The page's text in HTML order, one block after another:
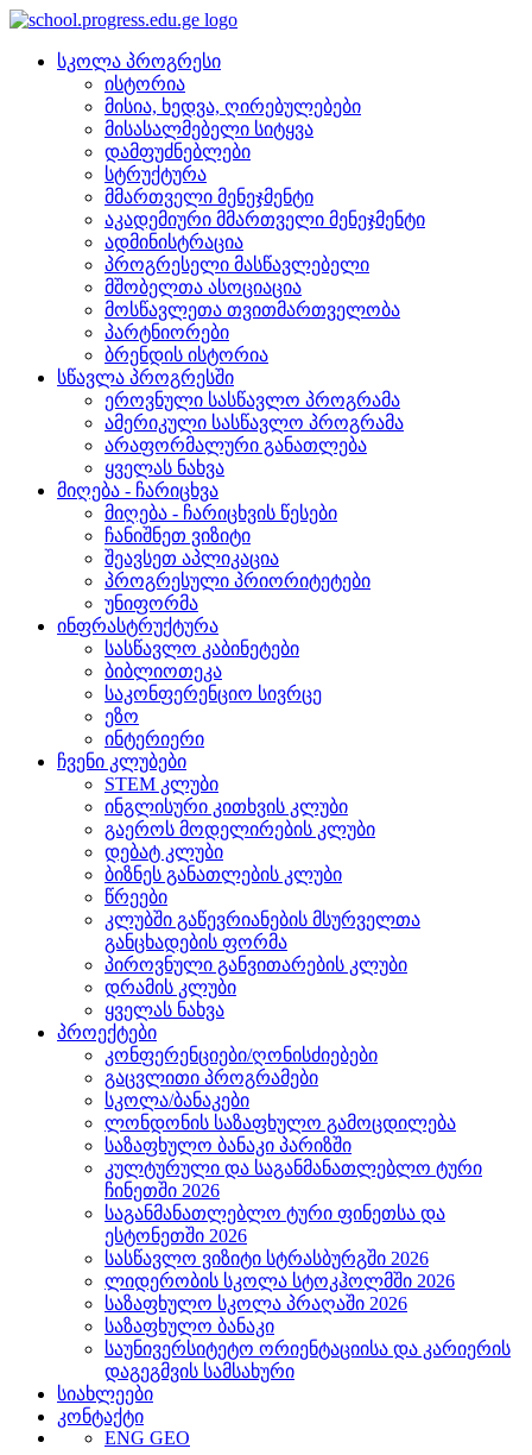
სკოლა პროგრესი
ისტორია
მისია, ხედვა, ღირებულებები
მისასალმებელი სიტყვა
დამფუძნებლები
სტრუქტურა
მმართველი მენეჯმენტი
აკადემიური მმართველი მენეჯმენტი
ადმინისტრაცია
პროგრესელი მასწავლებელი
მშობელთა ასოციაცია
მოსწავლეთა თვითმართველობა
პარტნიორები
ბრენდის ისტორია
სწავლა პროგრესში
ეროვნული სასწავლო პროგრამა
ამერიკული სასწავლო პროგრამა
არაფორმალური განათლება
ყველას ნახვა
მიღება - ჩარიცხვა
მიღება - ჩარიცხვის წესები
ჩანიშნეთ ვიზიტი
შეავსეთ აპლიკაცია
პროგრესული პრიორიტეტები
უნიფორმა
ინფრასტრუქტურა
სასწავლო კაბინეტები
ბიბლიოთეკა
საკონფერენციო სივრცე
ეზო
ინტერიერი
ჩვენი კლუბები
STEM კლუბი
ინგლისური კითხვის კლუბი
გაეროს მოდელირების კლუბი
დებატ კლუბი
ბიზნეს განათლების კლუბი
წრეები
კლუბში გაწევრიანების მსურველთა
განცხადების ფორმა
პიროვნული განვითარების კლუბი
დრამის კლუბი
ყველას ნახვა
პროექტები
კონფერენციები/ღონისძიებები
გაცვლითი პროგრამები
სკოლა/ბანაკები
ლონდონის საზაფხულო გამოცდილება
საზაფხულო ბანაკი პარიზში
კულტურული და საგანმანათლებლო ტური
ჩინეთში 2026
საგანმანათლებლო ტური ფინეთსა და
ესტონეთში 2026
სასწავლო ვიზიტი სტრასბურგში 2026
ლიდერობის სკოლა სტოკჰოლმში 2026
საზაფხულო სკოლა პრაღაში 2026
საზაფხულო ბანაკი
საუნივერსიტეტო ორიენტაციისა და კარიერის
დაგეგმვის სამსახური
სიახლეები
კონტაქტი
ENG GEO